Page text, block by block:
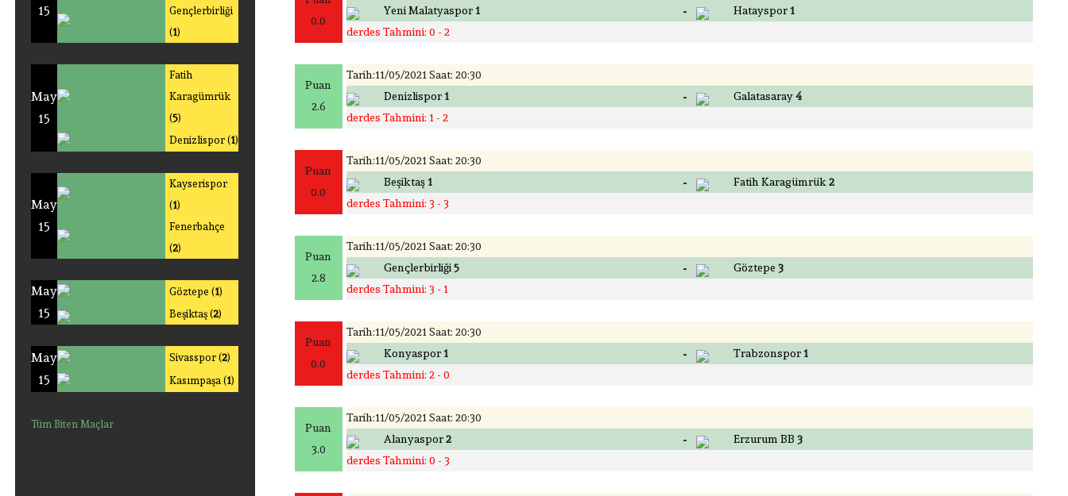
0.0
Yeni Malatyaspor 1 - Hatayspor 1
derdes Tahmini: 0 - 2
Puan
2.6
Tarih:11/05/2021 Saat: 20:30
Denizlispor 1 - Galatasaray 4
derdes Tahmini: 1 - 2
Puan
0.0
Tarih:11/05/2021 Saat: 20:30
Beşiktaş 1 - Fatih Karagümrük 2
derdes Tahmini: 3 - 3
Puan
2.8
Tarih:11/05/2021 Saat: 20:30
Gençlerbirliği 5 - Göztepe 3
derdes Tahmini: 3 - 1
Puan
0.0
Tarih:11/05/2021 Saat: 20:30
Konyaspor 1 - Trabzonspor 1
derdes Tahmini: 2 - 0
Puan
3.0
Tarih:11/05/2021 Saat: 20:30
Alanyaspor 2 - Erzurum BB 3
derdes Tahmini: 0 - 3
15
Gençlerbirliği
(1)
May
15
Fatih
Karagümrük
(5)
Denizlispor (1)
May
15
Kayserispor
(1)
Fenerbahçe
(2)
May
15
Göztepe (1)
Beşiktaş (2)
May
15
Sivasspor (2)
Kasımpaşa (1)
Tüm Biten Maçlar